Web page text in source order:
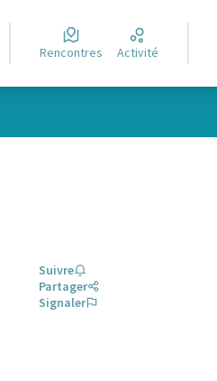
Rencontres Activité
Suivre
Partager
Signaler